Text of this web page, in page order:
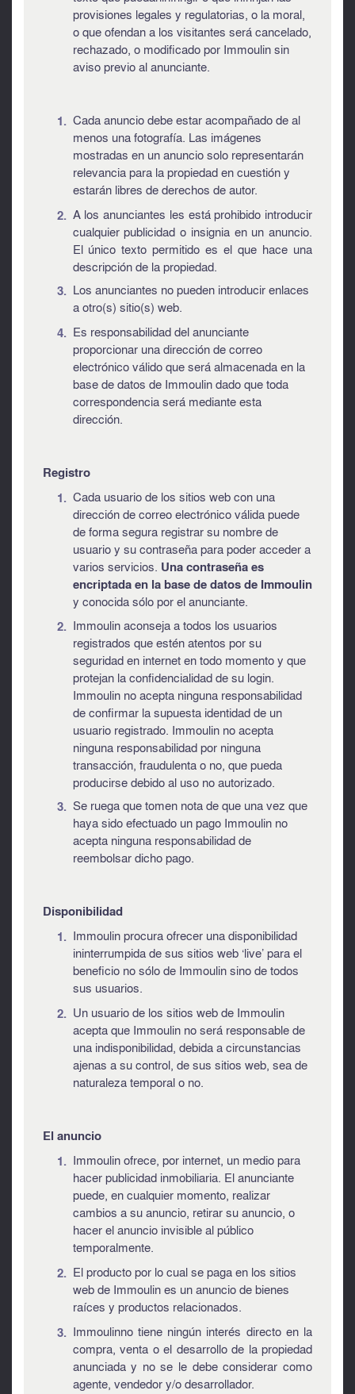
provisiones legales y regulatorias, o la moral,
o que ofendan a los visitantes será cancelado,
rechazado, o modificado por Immoulin sin
aviso previo al anunciante.
Cada anuncio debe estar acompañado de al
menos una fotografía. Las imágenes
mostradas en un anuncio solo representarán
relevancia para la propiedad en cuestión y
estarán libres de derechos de autor.
A los anunciantes les está prohibido introducir
cualquier publicidad o insignia en un anuncio.
El único texto permitido es el que hace una
descripción de la propiedad.
Los anunciantes no pueden introducir enlaces
a otro(s) sitio(s) web.
Es responsabilidad del anunciante
proporcionar una dirección de correo
electrónico válido que será almacenada en la
base de datos de Immoulin dado que toda
correspondencia será mediante esta
dirección.
Registro
Cada usuario de los sitios web con una
dirección de correo electrónico válida puede
de forma segura registrar su nombre de
usuario y su contraseña para poder acceder a
varios servicios. Una contraseña es
encriptada en la base de datos de Immoulin
y conocida sólo por el anunciante.
Immoulin aconseja a todos los usuarios
registrados que estén atentos por su
seguridad en internet en todo momento y que
protejan la confidencialidad de su login.
Immoulin no acepta ninguna responsabilidad
de confirmar la supuesta identidad de un
usuario registrado. Immoulin no acepta
ninguna responsabilidad por ninguna
transacción, fraudulenta o no, que pueda
producirse debido al uso no autorizado.
Se ruega que tomen nota de que una vez que
haya sido efectuado un pago Immoulin no
acepta ninguna responsabilidad de
reembolsar dicho pago.
Disponibilidad
Immoulin procura ofrecer una disponibilidad
ininterrumpida de sus sitios web ‘live’ para el
beneficio no sólo de Immoulin sino de todos
sus usuarios.
Un usuario de los sitios web de Immoulin
acepta que Immoulin no será responsable de
una indisponibilidad, debida a circunstancias
ajenas a su control, de sus sitios web, sea de
naturaleza temporal o no.
El anuncio
Immoulin ofrece, por internet, un medio para
hacer publicidad inmobiliaria. El anunciante
puede, en cualquier momento, realizar
cambios a su anuncio, retirar su anuncio, o
hacer el anuncio invisible al público
temporalmente.
El producto por lo cual se paga en los sitios
web de Immoulin es un anuncio de bienes
raíces y productos relacionados.
Immoulinno tiene ningún interés directo en la
compra, venta o el desarrollo de la propiedad
anunciada y no se le debe considerar como
agente, vendedor y/o desarrollador.